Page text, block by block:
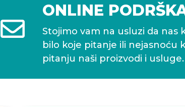

ONLINE
Stojimo vam na usluzi da nas
bilo koje pitanje ili nejasnoću
pitanju naši proizvodi i usluge.